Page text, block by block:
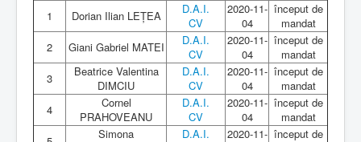
1 Dorian Ilian LEȚEA
D.A.I.
CV
2020-11-
04
început de
mandat
2
Giani Gabriel MATEI
D.A.I.
CV
2020-11-
04
început de
mandat
3
Beatrice Valentina
DIMCIU
D.A.I.
CV
2020-11-
04
început de
mandat
4
Cornel
PRAHOVEANU
D.A.I.
CV
2020-11-
04
început de
mandat
Simona
D.A.I.
2020-11- început de